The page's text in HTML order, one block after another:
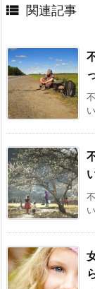
 関連記事